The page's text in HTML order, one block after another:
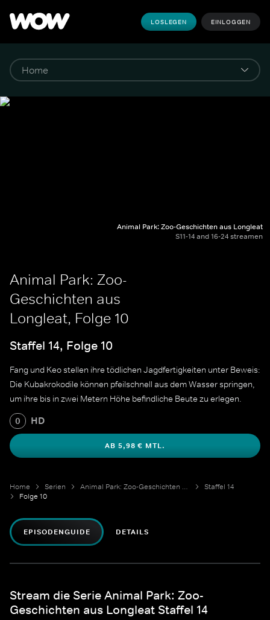
LOSLEGEN EINLOGGEN
Animal Park: Zoo-Geschichten aus Longleat
S11-14 and 16-24 streamen
Animal Park: Zoo-
Geschichten aus
Longleat, Folge 10
Staffel 14, Folge 10
Fang und Keo stellen ihre tödlichen Jagdfertigkeiten unter Beweis:
Die Kubakrokodile können pfeilschnell aus dem Wasser springen,
um ihre bis in zwei Metern Höhe befindliche Beute zu erlegen.
0 HD
AB 5,98 € MTL.
Home Serien Animal Park: Zoo-Geschichten aus Longleat
Staffel 14
Folge 10
EPISODENGUIDE DETAILS
Stream die Serie Animal Park: Zoo-
Geschichten aus Longleat Staffel 14